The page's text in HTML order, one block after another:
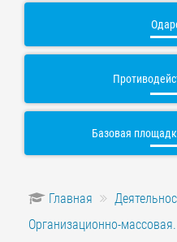
Базовая
Главная
Организационно-